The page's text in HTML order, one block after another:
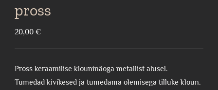
pross
20,00 €
Pross keraamilise klouninäoga metallist alusel.
Tumedad kivikesed ja tumedama olemisega tilluke kloun.